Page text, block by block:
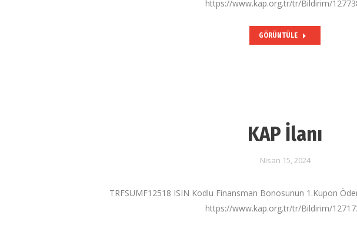
https://www.kap.org.tr/tr/Bildirim/
GÖRÜNTÜLE
KAP İlanı
Nisan 15, 2024
TRFSUMF12518 ISIN Kodlu Finansman Bonosunun 1.Kupon
https://www.kap.org.tr/tr/Bildirim/